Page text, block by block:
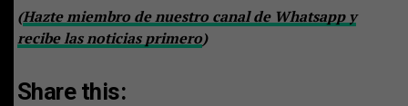
(Hazte miembro de nuestro canal de Whatsapp y
recibe las noticias primero)
Share this: